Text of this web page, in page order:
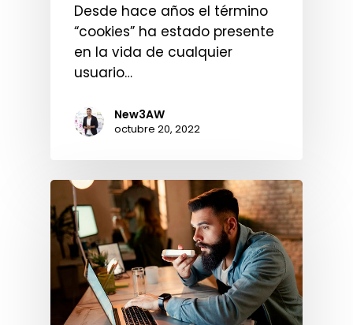
Desde hace años el término
“cookies” ha estado presente
en la vida de cualquier
usuario…
New3AW
octubre 20, 2022